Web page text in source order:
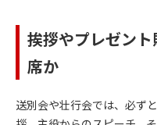
挨拶やプレゼン
席か
送別会や壮行会では、必ず